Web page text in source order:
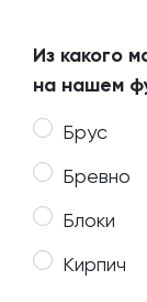
Из какого
на нашем
Брус
Бревно
Блоки
Кирпич